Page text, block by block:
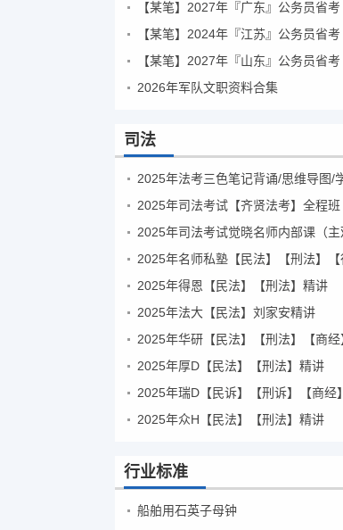
【某笔】2027年『广东』公务员省考
【某笔】2024年『江苏』公务员省考
【某笔】2027年『山东』公务员省考
2026年军队文职资料合集
司法
2025年司法考试【齐贤法考】全程班
2025年得恩【民法】【刑法】精讲
2025年法大【民法】刘家安精讲
2025年厚D【民法】【刑法】精讲
2025年众H【民法】【刑法】精讲
行业标准
船舶用石英子母钟